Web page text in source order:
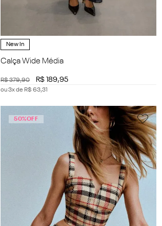
New In
Calça Wide Média
R$379,90 R$ 189,95
ou3x de R$ 63,31
50%OFF